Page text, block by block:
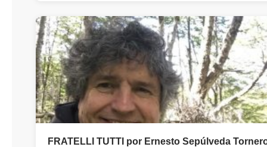
FRATELLI TUTTI por Ernesto Sepúlveda